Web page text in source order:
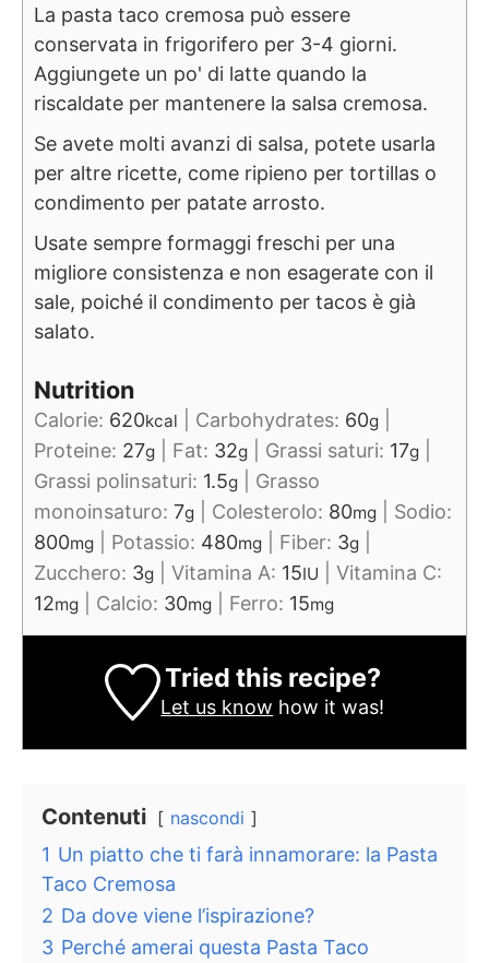
La pasta taco cremosa può essere
conservata in frigorifero per 3-4 giorni.
Aggiungete un po' di latte quando la
riscaldate per mantenere la salsa cremosa.
Se avete molti avanzi di salsa, potete usarla
per altre ricette, come ripieno per tortillas o
condimento per patate arrosto.
Usate sempre formaggi freschi per una
migliore consistenza e non esagerate con il
sale, poiché il condimento per tacos è già
salato.
Nutrition
Calorie: 620kcal Carbohydrates: 60g
Proteine: 27g Fat: 32g Grassi saturi: 17g
Grassi polinsaturi: 1.5g
Grasso
monoinsaturo: 7g Colesterolo: 80mg
Sodio:
800mg Potassio: 480mg Fiber: 3g
Zucchero: 3g Vitamina A: 15IU
Vitamina C:
12mg Calcio: 30mg Ferro: 15mg
Tried this recipe?
Let us know how it was!
Contenuti nascondi
1 Un piatto che ti farà innamorare: la Pasta
Taco Cremosa
2 Da dove viene l’ispirazione?
3 Perché amerai questa Pasta Taco